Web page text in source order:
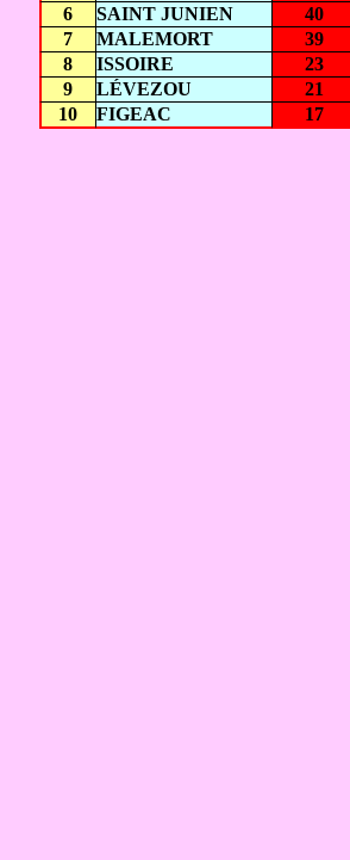
6
SAINT JUNIEN 40
7
MALEMORT 39
8
ISSOIRE 23
9
LÉVEZOU 21
10
FIGEAC 17